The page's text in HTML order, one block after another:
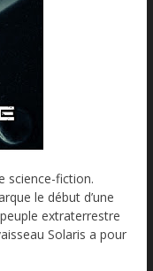
science-fiction.
le début d’une
extraterrestre
Solaris a pour